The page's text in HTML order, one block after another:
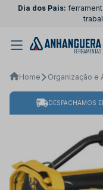
Dia dos Pais:
Home Organização e
DESPACHAMOS